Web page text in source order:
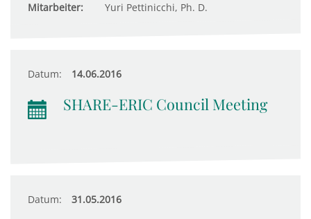
Mitarbeiter: Yuri Pettinicchi, Ph. D.
Datum: 14.06.2016
SHARE-ERIC Council Meeting
Datum: 31.05.2016